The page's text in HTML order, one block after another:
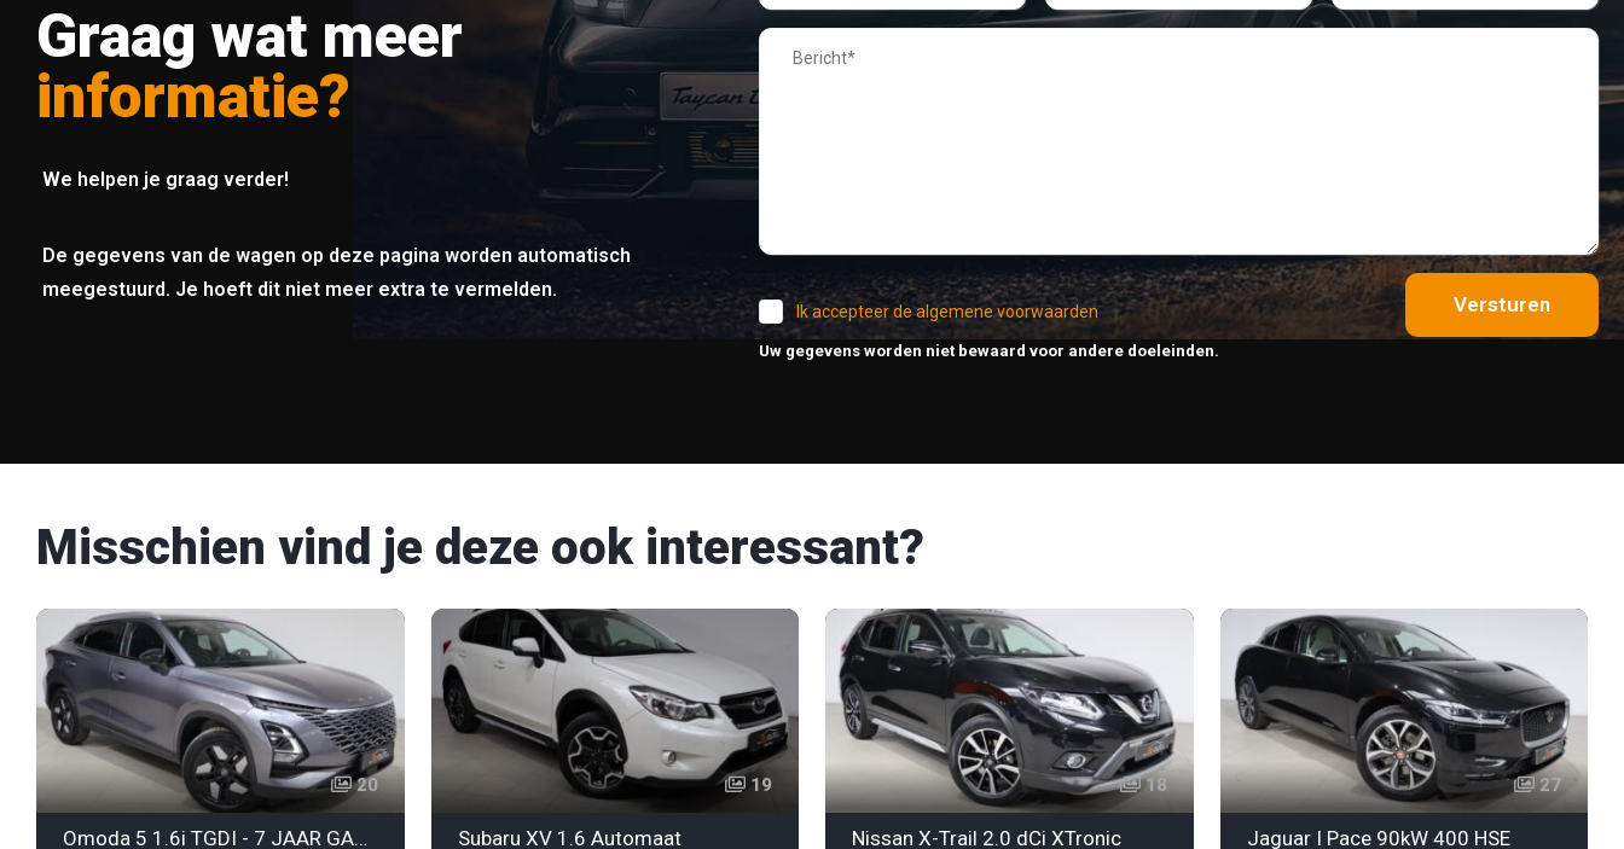
Graag wat meer
informatie?
We helpen je graag verder!
De gegevens van de wagen op deze pagina worden automatisch
meegestuurd. Je hoeft dit niet meer extra te vermelden.
Ik accepteer de algemene voorwaarden Versturen
Uw gegevens worden niet bewaard voor andere doeleinden.
Misschien vind je deze ook interessant?
20
Omoda 5 1.6i TGDI - 7 JAAR GARANTIE
19
Subaru XV 1.6 Automaat
18
Nissan X-Trail 2.0 dCi XTronic
27
Jaguar I Pace 90kW 400 HSE